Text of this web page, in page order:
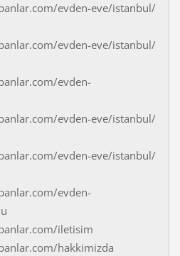
evden-eve/istanbul/
evden-eve/istanbul/
evden-
evden-eve/istanbul/
evden-eve/istanbul/
evden-
iletisim
hakkimizda